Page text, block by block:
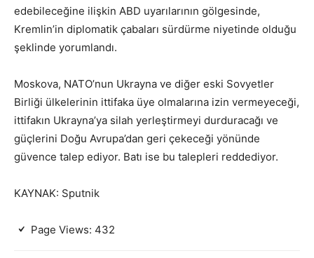
edebileceğine ilişkin ABD uyarılarının gölgesinde,
Kremlin’in diplomatik çabaları sürdürme niyetinde olduğu
şeklinde yorumlandı.
Moskova, NATO’nun Ukrayna ve diğer eski Sovyetler
Birliği ülkelerinin ittifaka üye olmalarına izin vermeyeceği,
ittifakın Ukrayna’ya silah yerleştirmeyi durduracağı ve
güçlerini Doğu Avrupa’dan geri çekeceği yönünde
güvence talep ediyor. Batı ise bu talepleri reddediyor.
KAYNAK: Sputnik
Page Views: 432